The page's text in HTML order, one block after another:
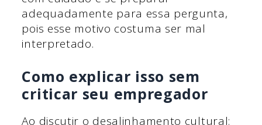
adequadamente para essa pergunta,
pois esse motivo costuma ser mal
interpretado.
Como explicar isso sem
criticar seu empregador
Ao discutir o desalinhamento cultural: